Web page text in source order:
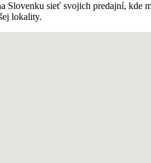
Slovenku sieť svojich predajní, kde
lokality.